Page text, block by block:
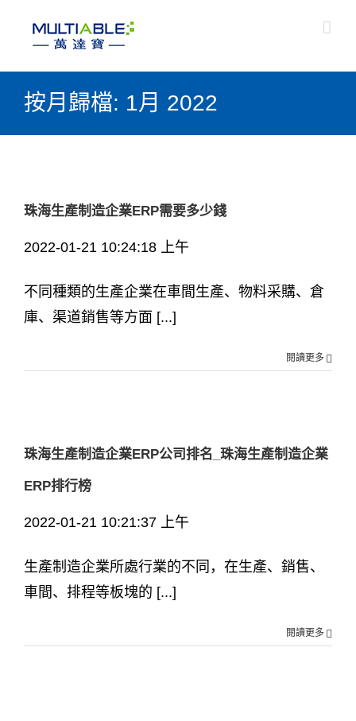
按月歸檔: 1月 2022
珠海生產制造企業ERP需要多少錢
2022-01-21 10:24:18 上午
不同種類的生產企業在車間生產、物料采購、倉
庫、渠道銷售等方面 [...]
閱讀更多
珠海生產制造企業ERP公司排名_珠海生產制造企業
ERP排行榜
2022-01-21 10:21:37 上午
生產制造企業所處行業的不同，在生產、銷售、
車間、排程等板塊的 [...]
閱讀更多